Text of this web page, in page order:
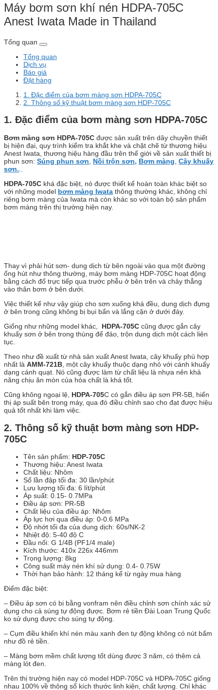
Máy bơm sơn khí nén HDPA-705C
Anest Iwata Made in Thailand
Tổng quan
Tổng quan
Dịch vụ
Báo giá
Đặt hàng
1. Đặc điểm của bơm màng sơn HDPA-705C
2. Thông số kỹ thuật bơm màng sơn HDP-705C
1. Đặc điểm của bơm màng sơn HDPA-705C
Bơm màng sơn HDPA-705C được sản xuất trên dây chuyền thiết
bị hiện đại, quy trình kiểm tra khắt khe và chặt chẽ từ thương hiệu
Anest Iwata, thương hiệu hàng đầu trên thế giới về sản xuất thiết bị
phun sơn: Súng phun sơn Nồi trộn sơn, Bơm màng Cây khuấy
sơn.
HDPA-705C khá đặc biệt, nó được thiết kế hoàn toàn khác biệt so
với những model bơm màng Iwata thông thường khác, không chỉ
riêng bơm màng của Iwata mà còn khác so với toàn bộ sản phẩm
bơm màng trên thị trường hiện nay.
Thay vì phải hút sơn- dung dịch từ bên ngoài vào qua một đường
ống hút như thông thường, máy bơm màng HDP-705C hoạt động
bằng cách đổ trực tiếp qua trước phễu ở bên trên và chảy thẳng
vào thân bơm ở bên dưới.
Việc thiết kế như vậy giúp cho sơn xuống khá đều, dung dịch đựng
ở bên trong cũng không bị bụi bẩn và lắng cặn ở dưới đáy.
Giống như những model khác, HDPA-705C cũng được gắn cây
khuấy sơn ở bên trong thùng để đảo, trộn dung dịch một cách liên
tục.
Theo như đề xuất từ nhà sản xuất Anest Iwata, cây khuấy phù hợp
nhất là AMM-721B , một cây khuấy thuộc dạng nhỏ với cánh khuấy
dạng cánh quạt. Nó cũng được làm từ chất liệu là nhựa nên khả
năng chịu ăn mòn của hóa chất là khá tốt.
Cũng không ngoại lệ, HDPA-705C có gắn điều áp sơn PR-5B, hiển
thị áp suất bên trong máy, qua đó điều chỉnh sao cho đạt được hiệu
quả tốt nhất khi làm việc.
2. Thông số kỹ thuật bơm màng sơn HDP-
705C
Tên sản phẩm: HDP-705C
Thương hiệu: Anest Iwata
Chất liệu: Nhôm
Số lần đập tối đa: 30 lần/phút
Lưu lượng tối đa: 6 lít/phút
Áp suất: 0.15- 0.7MPa
Điều áp sơn: PR-5B
Chất liệu của điều áp: Nhôm
Áp lực hơi qua điều áp: 0-0.6 MPa
Độ nhớt tối đa của dung dịch: 60s/NK-2
Nhiệt độ: 5-40 độ C
Đầu nối: G 1/4B (PF1/4 male)
Kích thước: 410x 226x 446mm
Trọng lượng: 8kg
Công suất máy nén khí sử dụng: 0.4- 0.75W
Thời hạn bảo hành: 12 tháng kể từ ngày mua hàng
Điểm đặc biệt:
– Điều áp sơn có bi bằng vonfram nên điều chỉnh sơn chính xác sử
dụng cho cả súng tự động được. Bơm rẻ tiền Đài Loan Trung Quốc
ko sử dụng được cho súng tự động.
– Cụm điều khiển khí nén màu xanh đen tự động không có nút bấm
như đồ rẻ tiền.
– Màng bơm mềm chất lượng tốt dùng được 3 năm, có thêm cả
màng lót đen.
Trên thị trường hiện nay có model HDP-705C và HDPA-705C giống
nhau 100% về thông số kích thước linh kiện, chất lượng. Chỉ khác